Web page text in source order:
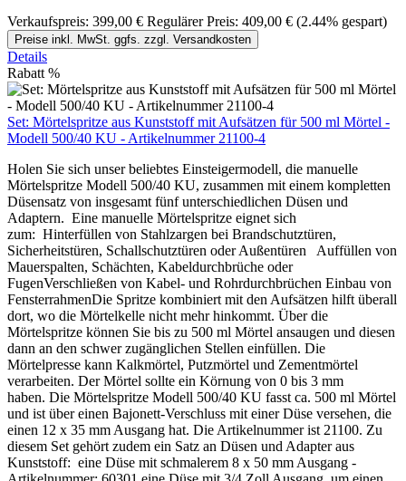
Verkaufspreis: 399,00 € Regulärer Preis: 409,00 € (2.44% gespart)
Preise inkl. MwSt. ggfs. zzgl. Versandkosten
Details
Rabatt %
Set: Mörtelspritze aus Kunststoff mit Aufsätzen für 500 ml Mörtel -
Modell 500/40 KU - Artikelnummer 21100-4
Holen Sie sich unser beliebtes Einsteigermodell, die manuelle
Mörtelspritze Modell 500/40 KU, zusammen mit einem kompletten
Düsensatz von insgesamt fünf unterschiedlichen Düsen und
Adaptern. Eine manuelle Mörtelspritze eignet sich
zum: Hinterfüllen von Stahlzargen bei Brandschutztüren,
Sicherheitstüren, Schallschutztüren oder Außentüren Auffüllen von
Mauerspalten, Schächten, Kabeldurchbrüche oder
FugenVerschließen von Kabel- und Rohrdurchbrüchen Einbau von
FensterrahmenDie Spritze kombiniert mit den Aufsätzen hilft überall
dort, wo die Mörtelkelle nicht mehr hinkommt. Über die
Mörtelspritze können Sie bis zu 500 ml Mörtel ansaugen und diesen
dann an den schwer zugänglichen Stellen einfüllen. Die
Mörtelpresse kann Kalkmörtel, Putzmörtel und Zementmörtel
verarbeiten. Der Mörtel sollte ein Körnung von 0 bis 3 mm
haben. Die Mörtelspritze Modell 500/40 KU fasst ca. 500 ml Mörtel
und ist über einen Bajonett-Verschluss mit einer Düse versehen, die
einen 12 x 35 mm Ausgang hat. Die Artikelnummer ist 21100. Zu
diesem Set gehört zudem ein Satz an Düsen und Adapter aus
Kunststoff: eine Düse mit schmalerem 8 x 50 mm Ausgang -